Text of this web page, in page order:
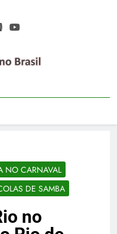
No
2027 –
De Rua
Desfile
De
Das Escolas De
2026 – Blocos
– Famosos No
NO CARNAVAL
DE SAMBA
no